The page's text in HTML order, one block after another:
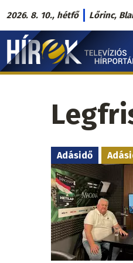
Ugrás
a
tartalomra
2026. 8. 10., hétfő Lőrinc,
Hírek.sk
fő
navigáció
Adásidő